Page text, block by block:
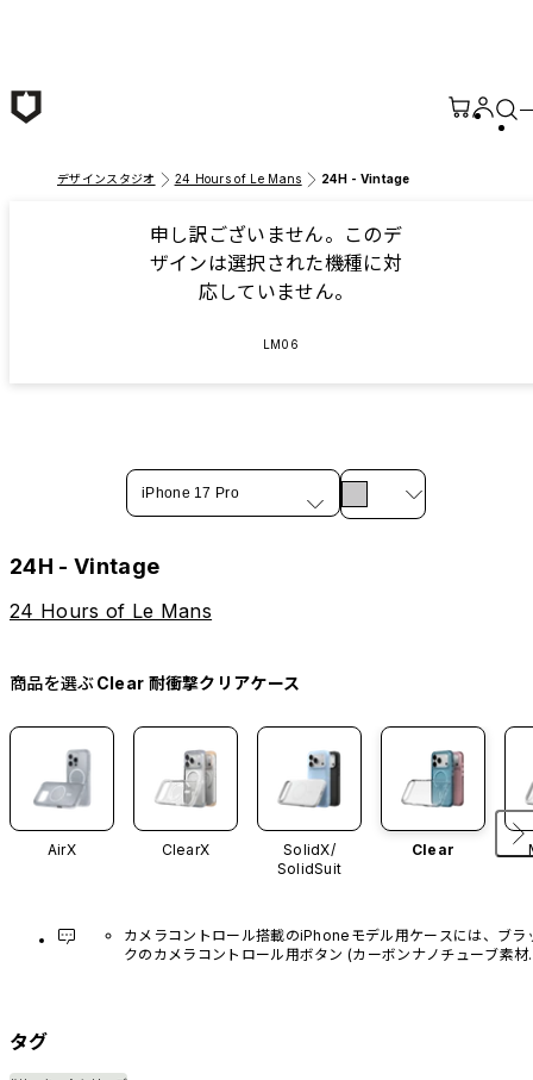
デザインスタジオ 24 Hours of Le Mans 24H - Vintage
申し訳ございません。このデ
ザインは選択された機種に対
応していません。
LM06
iPhone 17 Pro
24H - Vintage
24 Hours of Le Mans
商品を選ぶClear 耐衝撃クリアケース
AirX ClearX
SolidX/
SolidSuit
Clear
カメラコントロール搭載のiPhoneモデル用ケースには、ブラ
クのカメラコントロール用ボタン (カーボンナノチューブ素材)
タグ